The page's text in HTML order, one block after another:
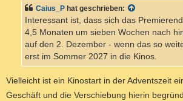
r
a
Caius_P hat geschrieben:
Interessant ist, dass sich das
4,5 Monaten um sieben Wochen nach
auf den 2. Dezember - wenn das so
erst im Sommer 2027 in die Kinos.
Vielleicht ist ein Kinostart in der Adventszeit
Geschäft und die Verschiebung hierin